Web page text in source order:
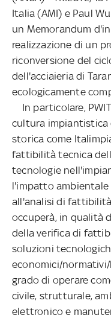
Italia (AMI) e Paul
un Memorandum
realizzazione di un
riconversione del
dell'acciaieria di
ecologicamente
In particolare,
cultura impiantistica
storica come
fattibilità tecnica
tecnologie
l'impatto ambientale
all'analisi di fattibilità
occuperà, in qualità
della verifica di
soluzioni
economici/
grado di operare
civile, strutturale,
elettronico e